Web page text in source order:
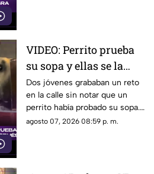
VIDEO: Perrito prueba
su sopa y ellas se la
comen sin saberlo
Dos jóvenes grababan un reto
en la calle sin notar que un
perrito había probado su sopa.
Descubrieron la travesura al
agosto 07, 2026 08:59 p. m.